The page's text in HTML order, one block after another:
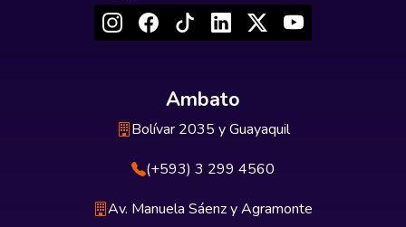
Ambato
Bolívar 2035 y Guayaquil
(+593) 3 299 4560
Av. Manuela Sáenz y Agramonte